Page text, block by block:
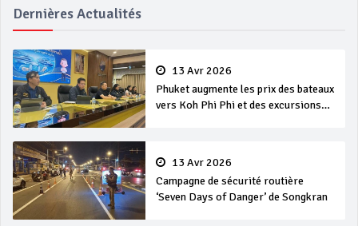
Dernières Actualités
13 Avr 2026
Phuket augmente les prix des bateaux
vers Koh Phi Phi et des excursions
13 Avr 2026
Campagne de sécurité routière
‘Seven Days of Danger’ de Songkran